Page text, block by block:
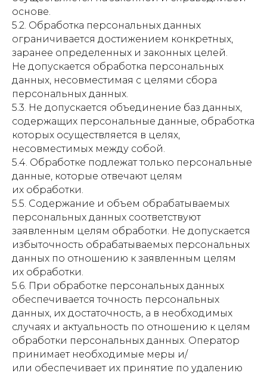
основе.
5.2. Обработка персональных данных
ограничивается достижением конкретных,
заранее определенных и законных целей.
Не допускается обработка персональных
данных, несовместимая с целями сбора
персональных данных.
5.3. Не допускается объединение баз данных,
содержащих персональные данные, обработка
которых осуществляется в целях,
несовместимых между собой.
5.4. Обработке подлежат только персональные
данные, которые отвечают целям
их обработки.
5.5. Содержание и объем обрабатываемых
персональных данных соответствуют
заявленным целям обработки. Не допускается
избыточность обрабатываемых персональных
данных по отношению к заявленным целям
их обработки.
5.6. При обработке персональных данных
обеспечивается точность персональных
данных, их достаточность, а в необходимых
случаях и актуальность по отношению к целям
обработки персональных данных. Оператор
принимает необходимые меры и/
или обеспечивает их принятие по удалению